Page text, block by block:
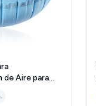
Aire para
de Piscina
de Aire